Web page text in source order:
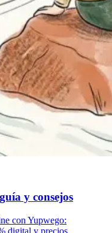
y consejos
con Yupwego:
digital y precios